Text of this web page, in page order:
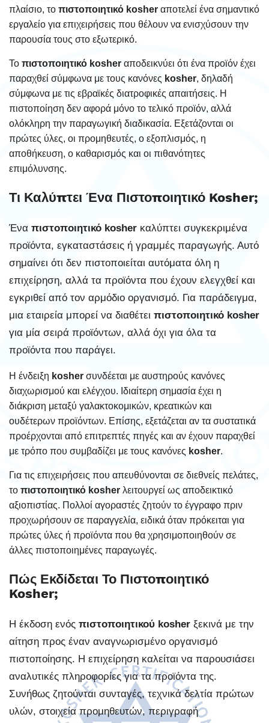
πλαίσιο, το πιστοποιητικό kosher αποτελεί ένα σημαντικό
εργαλείο για επιχειρήσεις που θέλουν να ενισχύσουν την
παρουσία τους στο εξωτερικό.
Το πιστοποιητικό kosher αποδεικνύει ότι ένα προϊόν έχει
παραχθεί σύμφωνα με τους κανόνες kosher, δηλαδή
σύμφωνα με τις εβραϊκές διατροφικές απαιτήσεις. Η
πιστοποίηση δεν αφορά μόνο το τελικό προϊόν, αλλά
ολόκληρη την παραγωγική διαδικασία. Εξετάζονται οι
πρώτες ύλες, οι προμηθευτές, ο εξοπλισμός, η
αποθήκευση, ο καθαρισμός και οι πιθανότητες
επιμόλυνσης.
Τι Καλύπτει Ένα Πιστοποιητικό Kosher;
Ένα πιστοποιητικό kosher καλύπτει συγκεκριμένα
προϊόντα, εγκαταστάσεις ή γραμμές παραγωγής. Αυτό
σημαίνει ότι δεν πιστοποιείται αυτόματα όλη η
επιχείρηση, αλλά τα προϊόντα που έχουν ελεγχθεί και
εγκριθεί από τον αρμόδιο οργανισμό. Για παράδειγμα,
μια εταιρεία μπορεί να διαθέτει πιστοποιητικό kosher
για μία σειρά προϊόντων, αλλά όχι για όλα τα
προϊόντα που παράγει.
Η ένδειξη kosher συνδέεται με αυστηρούς κανόνες
διαχωρισμού και ελέγχου. Ιδιαίτερη σημασία έχει η
διάκριση μεταξύ γαλακτοκομικών, κρεατικών και
ουδέτερων προϊόντων. Επίσης, εξετάζεται αν τα συστατικά
προέρχονται από επιτρεπτές πηγές και αν έχουν παραχθεί
με τρόπο που συμβαδίζει με τους κανόνες kosher.
Για τις επιχειρήσεις που απευθύνονται σε διεθνείς πελάτες,
το πιστοποιητικό kosher λειτουργεί ως αποδεικτικό
αξιοπιστίας. Πολλοί αγοραστές ζητούν το έγγραφο πριν
προχωρήσουν σε παραγγελία, ειδικά όταν πρόκειται για
πρώτες ύλες ή προϊόντα που θα χρησιμοποιηθούν σε
άλλες πιστοποιημένες παραγωγές.
Πώς Εκδίδεται Το Πιστοποιητικό
Kosher;
Η έκδοση ενός πιστοποιητικού kosher ξεκινά με την
αίτηση προς έναν αναγνωρισμένο οργανισμό
πιστοποίησης. Η επιχείρηση καλείται να παρουσιάσει
αναλυτικές πληροφορίες για τα προϊόντα της.
Συνήθως ζητούνται συνταγές, τεχνικά δελτία πρώτων
υλών, στοιχεία προμηθευτών, περιγραφή